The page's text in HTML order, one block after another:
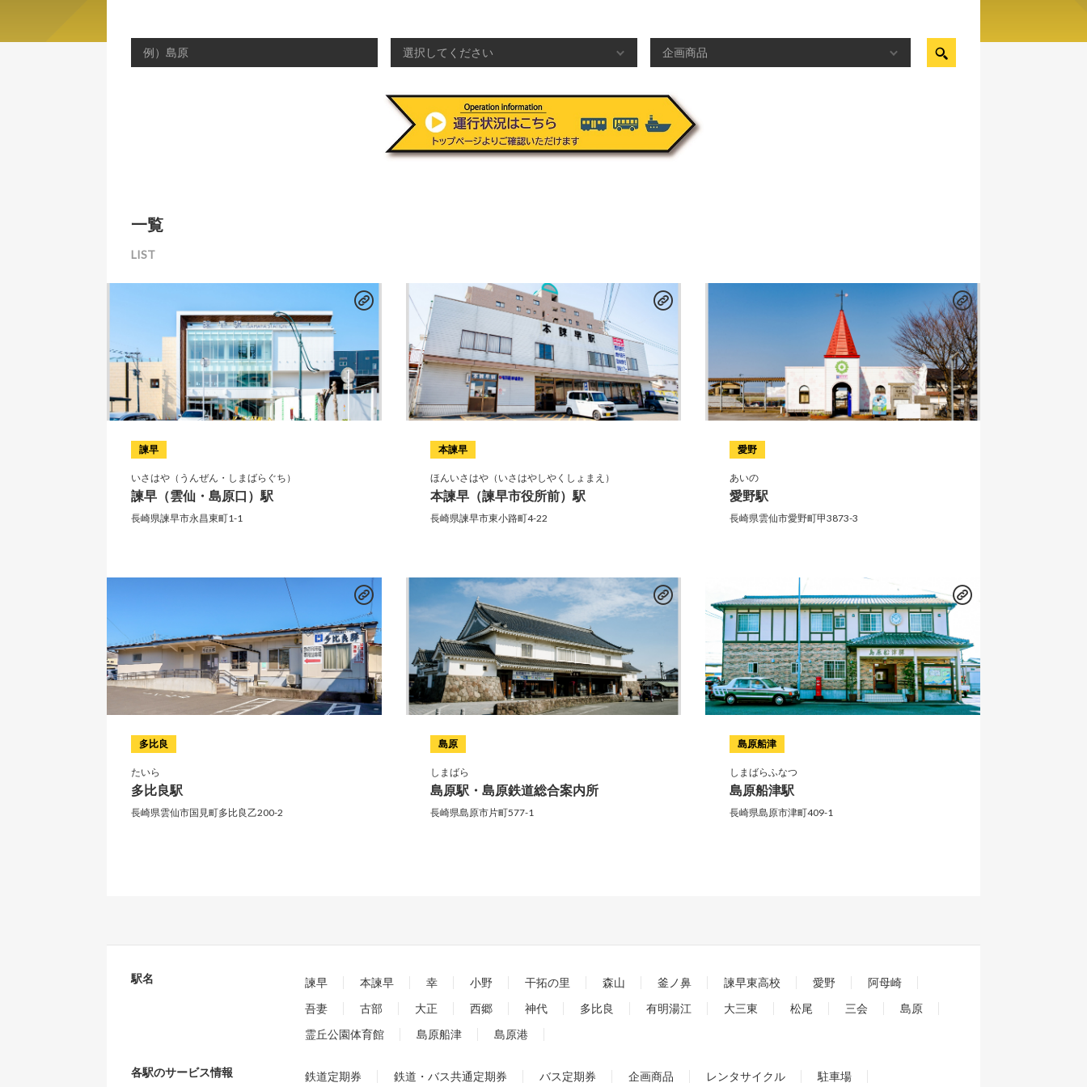
一覧
LIST
諫早
いさはや（うんぜん・しまばらぐち）
諫早（雲仙・島原口）駅
長崎県諫早市永昌東町1-1
本諫早
ほんいさはや（いさはやしやくしょまえ）
本諫早（諫早市役所前）駅
長崎県諫早市東小路町4-22
愛野
あいの
愛野駅
長崎県雲仙市愛野町甲3873-3
多比良
たいら
多比良駅
長崎県雲仙市国見町多比良乙200-2
島原
しまばら
島原駅・島原鉄道総合案内所
長崎県島原市片町577-1
島原船津
しまばらふなつ
島原船津駅
長崎県島原市津町409-1
駅名 諫早 本諫早 幸 小野 干拓の里 森山 釜ノ鼻 諫早東高校 愛野
阿母崎
吾妻
古部 大正 西郷 神代 多比良 有明湯江 大三東 松尾 三会
島原
霊丘公園体育館
島原船津 島原港
各駅のサービス情報 鉄道定期券 鉄道・バス共通定期券 バス定期券 企画商品 レンタサイクル 駐車場